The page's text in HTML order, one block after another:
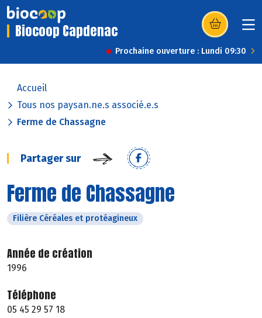
Biocoop Capdenac (s’ouvre dans
Prochaine ouverture : Lundi 09:30
Accueil
Tous nos paysan.ne.s associé.e.s
Ferme de Chassagne
Partager sur
Ferme de Chassagne
Filière Céréales et protéagineux
Année de création
1996
Téléphone
05 45 29 57 18